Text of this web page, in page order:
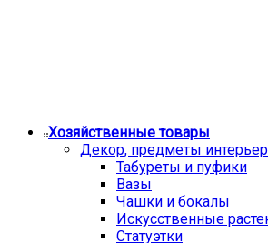
Хозяйственные товары
Декор, предметы
Табуреты и пуфики
Вазы
Чашки и бокалы
Искусственные
Статуэтки